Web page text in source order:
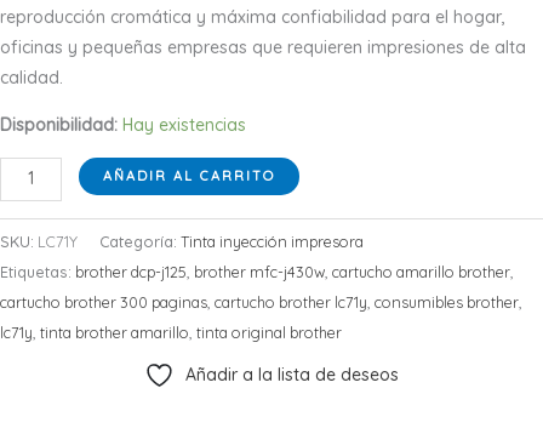
reproducción cromática y máxima confiabilidad para el hogar,
oficinas y pequeñas empresas que requieren impresiones de alta
calidad.
Disponibilidad: Hay existencias
Cartucho
de
Tinta
Original
Brother
LC71Y
AÑADIR AL CARRITO
SKU: LC71Y Categoría: Tinta inyección impresora
Etiquetas: brother dcp-j125 brother mfc-j430w cartucho amarillo brother
cartucho brother 300 paginas cartucho brother lc71y consumibles brother
lc71y tinta brother amarillo tinta original brother
Añadir a la lista de deseos